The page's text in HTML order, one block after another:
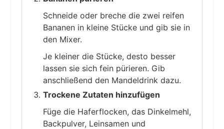
Schneide oder breche die zwei reifen
Bananen in kleine Stücke und gib sie in
den Mixer.
Je kleiner die Stücke, desto besser
lassen sie sich fein pürieren. Gib
anschließend den Mandeldrink dazu.
Trockene Zutaten hinzufügen
Füge die Haferflocken, das Dinkelmehl,
Backpulver, Leinsamen und